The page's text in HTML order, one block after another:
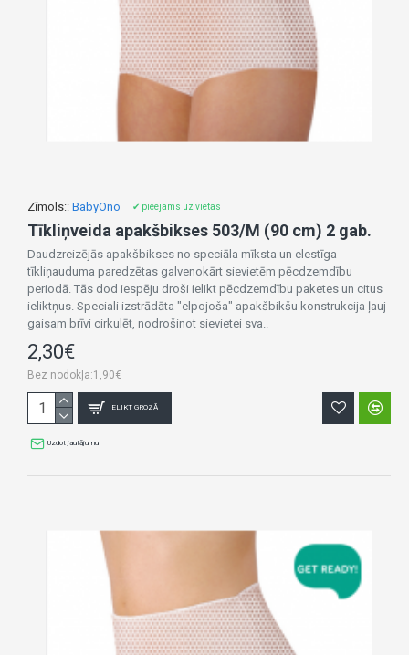
Zīmols:: BabyOno ✔ pieejams uz vietas
Tīkliņveida apakšbikses 503/M (90 cm) 2 gab.
Daudzreizējās apakšbikses no speciāla mīksta un elestīga
tīkliņauduma paredzētas galvenokārt sievietēm pēcdzemdību
periodā. Tās dod iespēju droši ielikt pēcdzemdību paketes un citus
ieliktņus. Speciali izstrādāta "elpojoša" apakšbikšu konstrukcija ļauj
gaisam brīvi cirkulēt, nodrošinot sievietei sva..
2,30€
Bez nodokļa:1,90€
IELIKT GROZĀ
Uzdot jautājumu